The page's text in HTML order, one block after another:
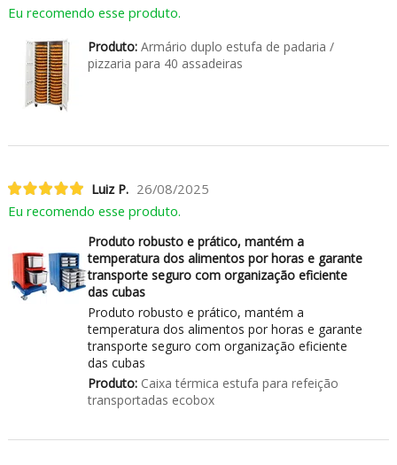
Eu recomendo esse produto.
Produto:Armário duplo estufa de padaria /
pizzaria para 40 assadeiras
Luiz P. 26/08/2025
Eu recomendo esse produto.
Produto robusto e prático, mantém a
temperatura dos alimentos por horas e garante
transporte seguro com organização eficiente
das cubas
Produto robusto e prático, mantém a
temperatura dos alimentos por horas e garante
transporte seguro com organização eficiente
das cubas
Produto:Caixa térmica estufa para refeição
transportadas ecobox